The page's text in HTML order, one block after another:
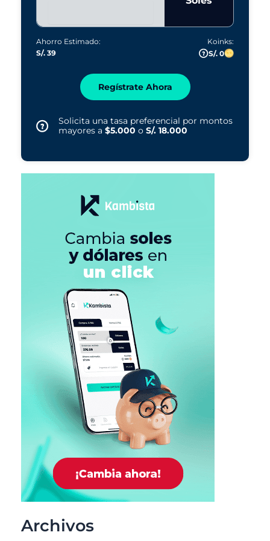
Ahorro Estimado:
S/. 39
Koinks:
S/. 0
Regístrate Ahora
Solicita una tasa preferencial por montos
mayores a $5.000 o S/. 18.000
Archivos